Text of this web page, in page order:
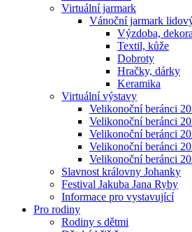
Virtuální jarmark
Vánoční jarmark
Výzdoba,
Textil, kůže
Dobroty
Hračky, dárky
Keramika
Virtuální výstavy
Velikonoční beránci
Velikonoční beránci
Velikonoční beránci
Velikonoční beránci
Velikonoční beránci
Slavnost královny Johanky
Festival Jakuba Jana Ryby
Informace pro vystavující
Pro rodiny
Rodiny s dětmi